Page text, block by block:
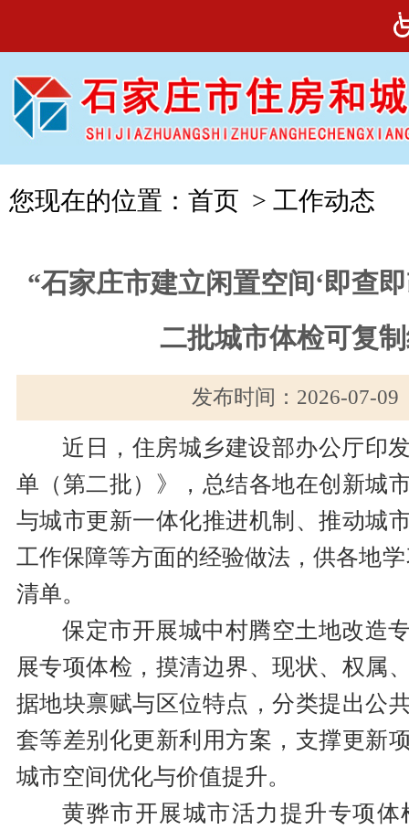
您现在的位置： 首页 > 工作动态
“石家庄市建立闲置空间‘即查
二批城市体检可复
发布时间：2026-07-
近日，住房城乡建设部办公厅印
单（第二批）》，总结各地在创新城
与城市更新一体化推进机制、推动城
工作保障等方面的经验做法，供各地
清单。
保定市开展城中村腾空土地改造
展专项体检，摸清边界、现状、权属
据地块禀赋与区位特点，分类提出公
套等差别化更新利用方案，支撑更新
城市空间优化与价值提升。
黄骅市开展城市活力提升专项